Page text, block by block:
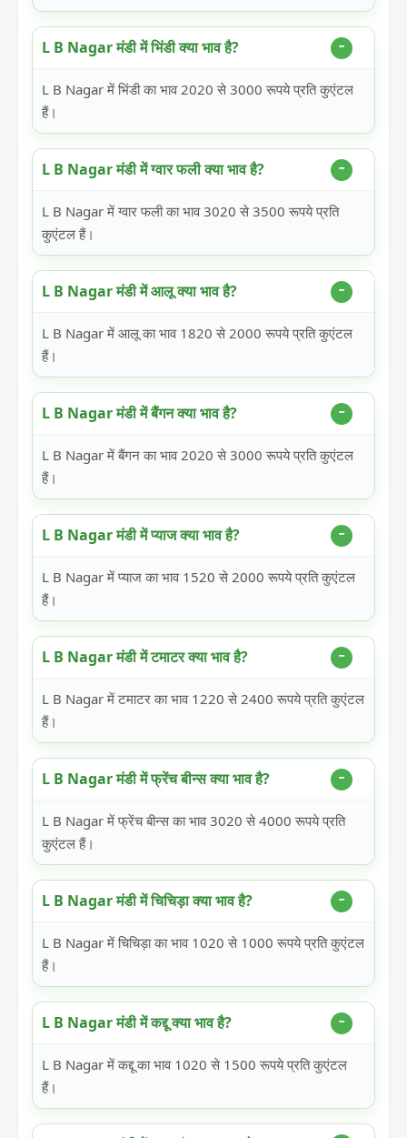
L B Nagar मंडी में भिंडी क्या भाव है?
L B Nagar में भिंडी का भाव 2020 से 3000 रूपये प्रति कुएंटल
हैं।
L B Nagar मंडी में ग्वार फली क्या भाव है?
L B Nagar में ग्वार फली का भाव 3020 से 3500 रूपये प्रति
कुएंटल हैं।
L B Nagar मंडी में आलू क्या भाव है?
L B Nagar में आलू का भाव 1820 से 2000 रूपये प्रति कुएंटल
हैं।
L B Nagar मंडी में बैंगन क्या भाव है?
L B Nagar में बैंगन का भाव 2020 से 3000 रूपये प्रति कुएंटल
हैं।
L B Nagar मंडी में प्याज क्या भाव है?
L B Nagar में प्याज का भाव 1520 से 2000 रूपये प्रति कुएंटल
हैं।
L B Nagar मंडी में टमाटर क्या भाव है?
L B Nagar में टमाटर का भाव 1220 से 2400 रूपये प्रति कुएंटल
हैं।
L B Nagar मंडी में फ्रेंच बीन्स क्या भाव है?
L B Nagar में फ्रेंच बीन्स का भाव 3020 से 4000 रूपये प्रति
कुएंटल हैं।
L B Nagar मंडी में चिचिड़ा क्या भाव है?
L B Nagar में चिचिड़ा का भाव 1020 से 1000 रूपये प्रति कुएंटल
हैं।
L B Nagar मंडी में कद्दू क्या भाव है?
L B Nagar में कद्दू का भाव 1020 से 1500 रूपये प्रति कुएंटल
हैं।